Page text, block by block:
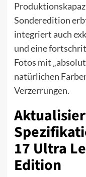
Sonderedition
integriert auch
und eine
Fotos mit
natürlichen
Verzerrungen.
17 Ultra
Edition